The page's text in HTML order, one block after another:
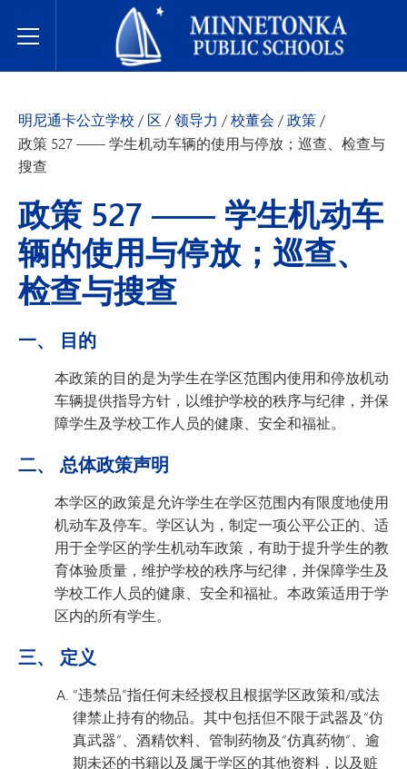
Toggle Menu
明尼通卡公立学校
明尼通卡公立学校 / 区/领导力 /校董会 /政策/
政策 527 —— 学生机动车辆的使用与停放；巡查、检查与
搜查
政策 527 —— 学生机动车
辆的使用与停放；巡查、
检查与搜查
一、 目的
本政策的目的是为学生在学区范围内使用和停放机动
车辆提供指导方针，以维护学校的秩序与纪律，并保
障学生及学校工作人员的健康、安全和福祉。
二、 总体政策声明
本学区的政策是允许学生在学区范围内有限度地使用
机动车及停车。学区认为，制定一项公平公正的、适
用于全学区的学生机动车政策，有助于提升学生的教
育体验质量，维护学校的秩序与纪律，并保障学生及
学校工作人员的健康、安全和福祉。本政策适用于学
区内的所有学生。
三、 定义
“违禁品”指任何未经授权且根据学区政策和/或法
律禁止持有的物品。其中包括但不限于武器及“仿
真武器”、酒精饮料、管制药物及“仿真药物”、逾
期未还的书籍以及属于学区的其他资料，以及赃